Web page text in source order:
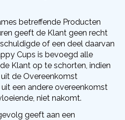
betreffende Producten
geeft de Klant geen recht
of een deel daarvan
Cups is bevoegd alle
Klant op te schorten, indien
de Overeenkomst
een andere overeenkomst
niet nakomt.
geeft aan een